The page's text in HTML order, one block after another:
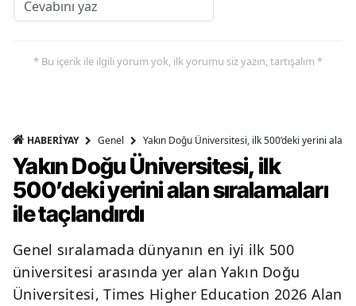
* Bu içerik ile ilgili yorum yok, ilk yorumu siz yazın, tartışalım *
HABERİYAY Genel Yakın Doğu Üniversitesi, ilk 500’deki yerini alan
Yakın Doğu Üniversitesi, ilk
500’deki yerini alan sıralamaları
ile taçlandırdı
Genel sıralamada dünyanın en iyi ilk 500
üniversitesi arasında yer alan Yakın Doğu
Üniversitesi, Times Higher Education 2026 Alan